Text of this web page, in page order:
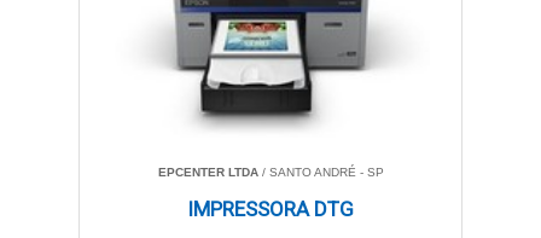
EPCENTER LTDA/ SANTO ANDRÉ - SP
IMPRESSORA DTG